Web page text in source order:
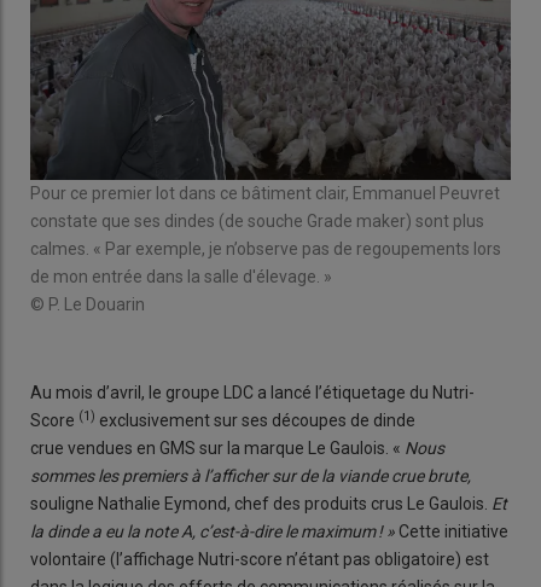
Pour ce premier lot dans ce bâtiment clair, Emmanuel Peuvret
constate que ses dindes (de souche Grade maker) sont plus
calmes. « Par exemple, je n’observe pas de regoupements lors
de mon entrée dans la salle d'élevage. »
© P. Le Douarin
Au mois d’avril, le groupe LDC a lancé l’étiquetage du Nutri-
Score (1) exclusivement sur ses découpes de dinde
crue vendues en GMS sur la marque Le Gaulois. « Nous
sommes les premiers à l’afficher sur de la viande crue brute,
souligne Nathalie Eymond, chef des produits crus Le Gaulois. Et
la dinde a eu la note A, c’est-à-dire le maximum ! » Cette initiative
volontaire (l’affichage Nutri-score n’étant pas obligatoire) est